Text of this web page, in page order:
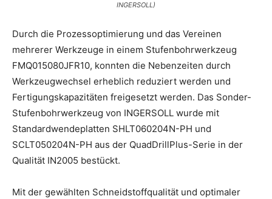
INGERSOLL)
Durch die Prozessoptimierung und das Vereinen
mehrerer Werkzeuge in einem Stufenbohrwerkzeug
FMQ015080JFR10, konnten die Nebenzeiten durch
Werkzeugwechsel erheblich reduziert werden und
Fertigungskapazitäten freigesetzt werden. Das Sonder-
Stufenbohrwerkzeug von INGERSOLL wurde mit
Standardwendeplatten SHLT060204N-PH und
SCLT050204N-PH aus der QuadDrillPlus-Serie in der
Qualität IN2005 bestückt.
Mit der gewählten Schneidstoffqualität und optimaler